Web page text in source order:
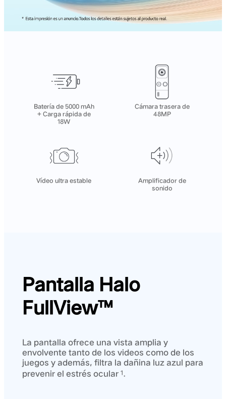
Batería de 5000 mAh
+ Carga rápida de
18W
Cámara trasera de
48MP
Vídeo ultra estable
Amplificador de
sonido
Pantalla Halo
FullView™
La pantalla ofrece una vista amplia y
envolvente tanto de los videos como de los
juegos y además, filtra la dañina luz azul para
prevenir el estrés ocular 1.